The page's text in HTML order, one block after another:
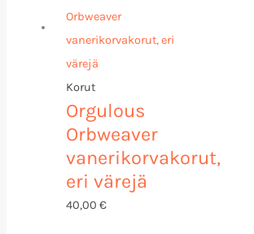
Korut
Orgulous
Orbweaver
vanerikorvakorut,
eri värejä
40,00 €